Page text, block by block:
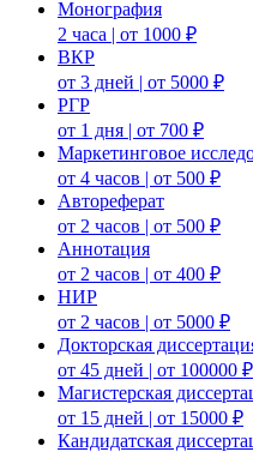
Монография
2 часа | от 1000 ₽
ВКР
от 3 дней | от 5000 ₽
РГР
от 1 дня | от 700 ₽
Маркетинговое
от 4 часов | от 500 ₽
Автореферат
от 2 часов | от 500 ₽
Аннотация
от 2 часов | от 400 ₽
НИР
от 2 часов | от 5000 ₽
Докторская
от 45 дней | от 100000 ₽
Магистерская
от 15 дней | от 15000 ₽
Кандидатская